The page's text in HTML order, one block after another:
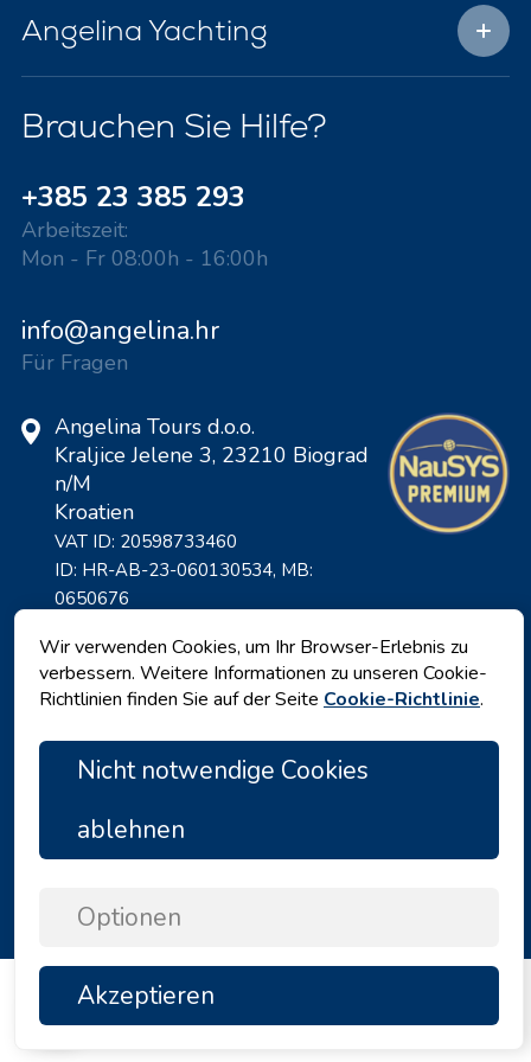
Angelina Yachting
Brauchen Sie Hilfe?
+385 23 385 293
Arbeitszeit:
Mon - Fr 08:00h - 16:00h
info@angelina.hr
Für Fragen
Angelina Tours d.o.o.
Kraljice Jelene 3, 23210 Biograd
n/M
Kroatien
VAT ID: 20598733460
ID: HR-AB-23-060130534, MB:
0650676
Copyright © 2026 by Angelina Tours d.o.o.
Wir verwenden Cookies, um Ihr Browser-Erlebnis zu
verbessern. Weitere Informationen zu unseren Cookie-
Richtlinien finden Sie auf der Seite Cookie-Richtlinie.
Nicht notwendige Cookies
ablehnen
Optionen
Akzeptieren